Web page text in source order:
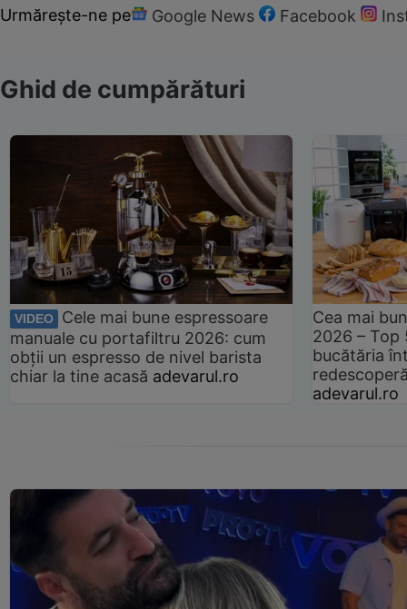
Urmărește-ne pe Google News Facebook
Ghid de cumpărături
VIDEO
Cele mai bune espressoare
manuale cu portafiltru 2026: cum
obții un espresso de nivel barista
chiar la tine acasă adevarul.ro
Cea mai
2026 –
bucătăria
adevarul.ro